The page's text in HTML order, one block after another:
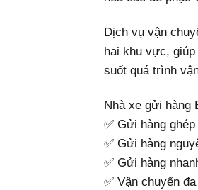
Dịch vụ vận
hai khu vực,
suốt quá trình
Nhà xe gửi hàng
✅ Gửi hàng
✅ Gửi hàng
✅ Gửi hàng
✅ Vận chuyển